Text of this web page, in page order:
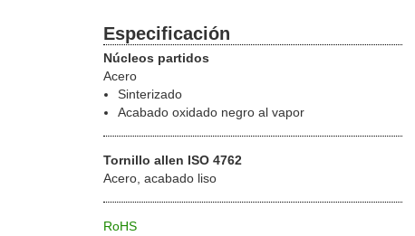
Especificación
Núcleos partidos
Acero
Sinterizado
Acabado oxidado negro al vapor
Tornillo allen ISO 4762
Acero, acabado liso
RoHS